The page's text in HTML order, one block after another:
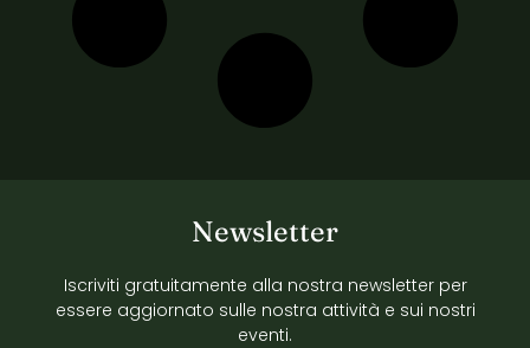
Newsletter
Iscriviti gratuitamente alla nostra newsletter per
essere aggiornato sulle nostra attività e sui nostri
eventi.